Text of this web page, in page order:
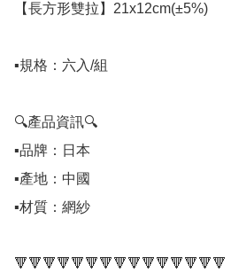
【長方形雙拉】21x12cm(±5%)
▪️規格：六入/組
🔍️產品資訊🔍️
▪️品牌：日本
▪️產地：中國
▪️材質：網紗
🔻🔻🔻🔻🔻🔻🔻🔻🔻🔻🔻🔻🔻🔻🔻